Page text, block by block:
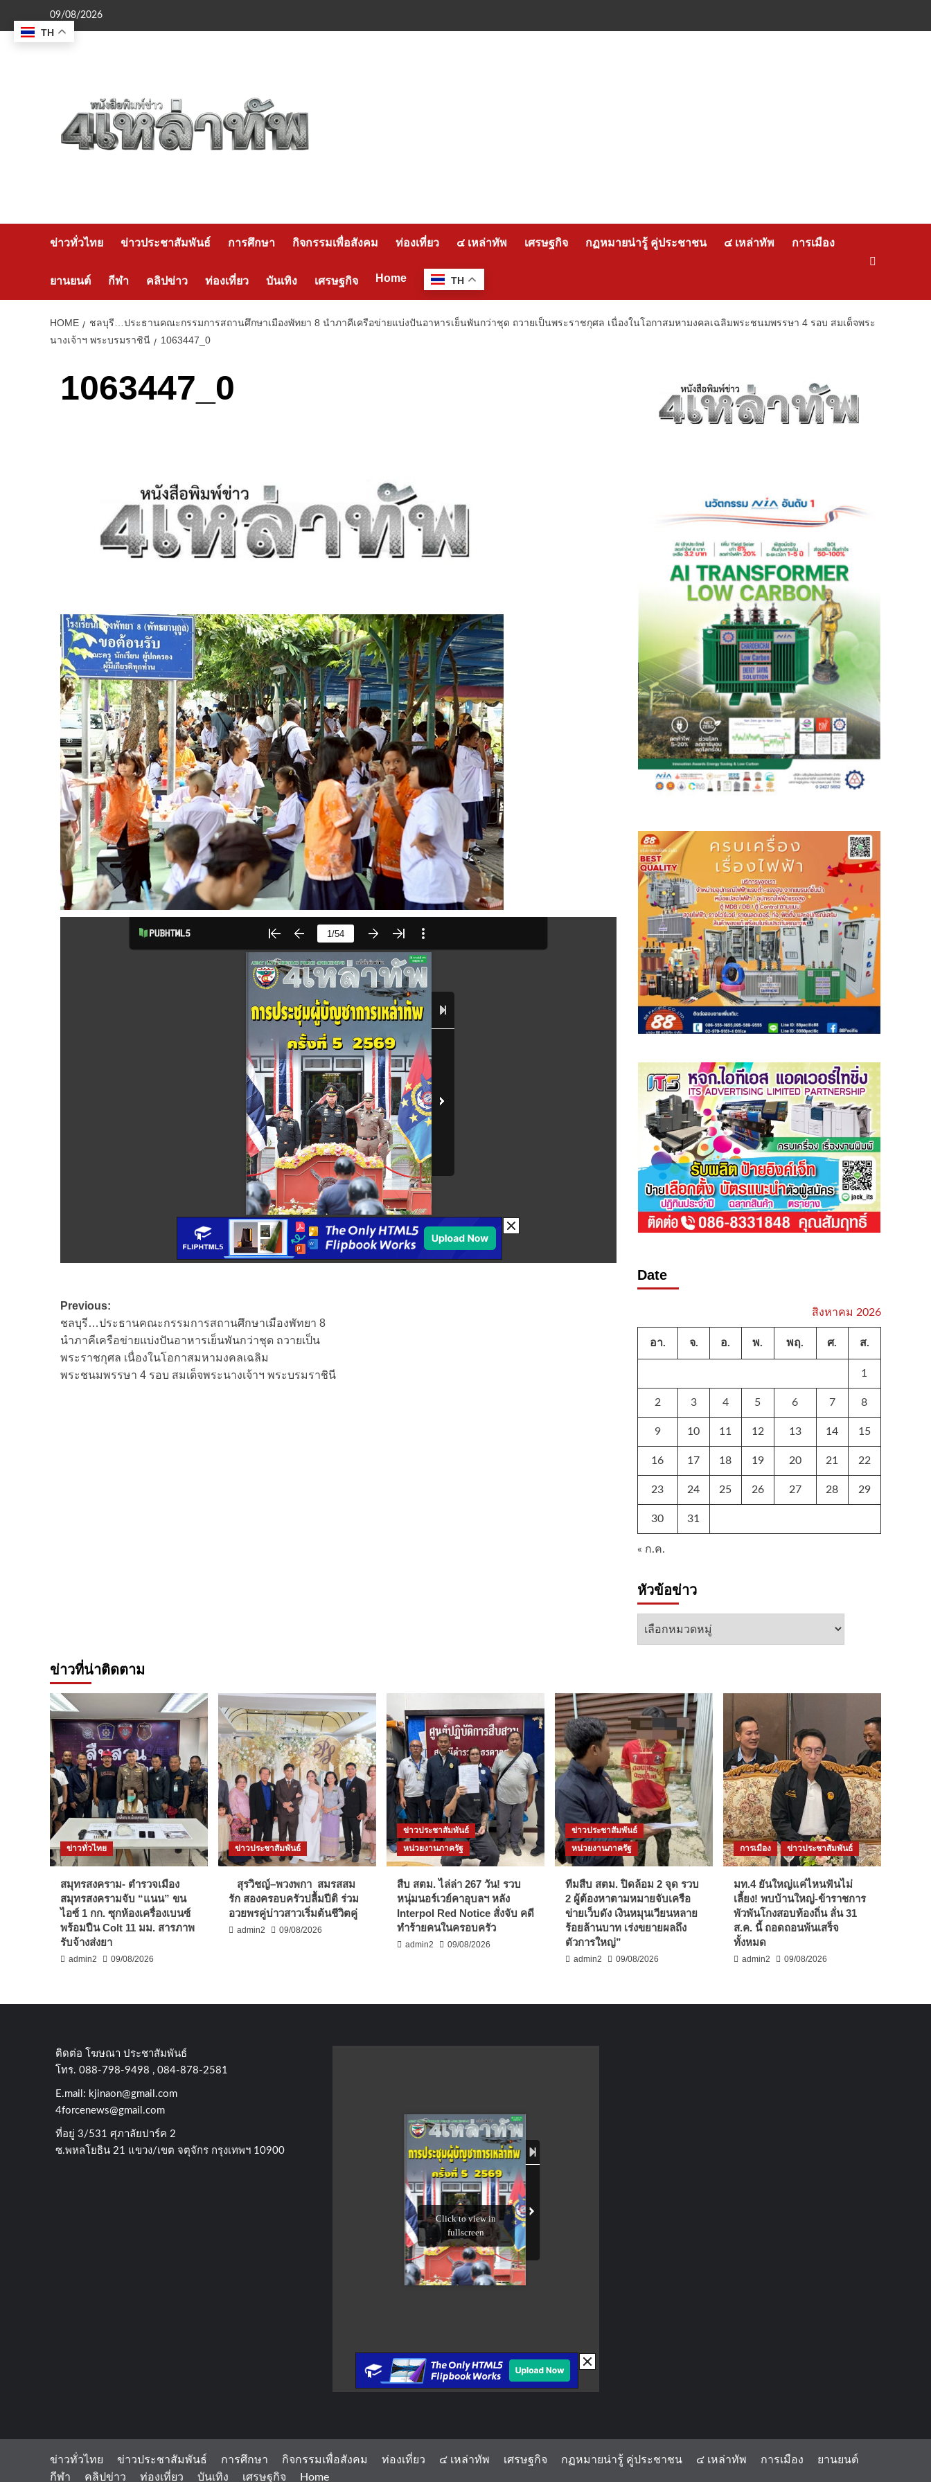
content
09/08/2026
ข่าวทั่วไทย ข่าวประชาสัมพันธ์ การศึกษา กิจกรรมเพื่อสังคม ท่องเที่ยว ๔ เหล่าทัพ เศรษฐกิจ กฏหมายน่ารู้ คู่ประชาชน ๔ เหล่าทัพ การเมือง
ยานยนต์ กีฬา คลิปข่าว ท่องเที่ยว บันเทิง เศรษฐกิจ Home TH
HOME
ชลบุรี…ประธานคณะกรรมการสถานศึกษาเมืองพัทยา 8 นำภาคีเครือข่ายแบ่งปันอาหารเย็นพันกว่าชุด ถวายเป็นพระราชกุศล เนื่องในโอกาสมหามงคลเฉลิมพระชนมพรรษา 4 รอบ สมเด็จพระ
นางเจ้าฯ พระบรมราชินี
1063447_0
1063447_0
Post
navigation
Previous:
ชลบุรี…ประธานคณะกรรมการสถานศึกษาเมืองพัทยา 8
นำภาคีเครือข่ายแบ่งปันอาหารเย็นพันกว่าชุด ถวายเป็น
พระราชกุศล เนื่องในโอกาสมหามงคลเฉลิม
พระชนมพรรษา 4 รอบ สมเด็จพระนางเจ้าฯ พระบรมราชินี
Date
สิงหาคม 2026
อา. จ. อ. พ. พฤ. ศ. ส.
1
2 3 4 5 6 7 8
9 10 11 12 13 14 15
16 17 18 19 20 21 22
23 24 25 26 27 28 29
30 31
« ก.ค.
หัวข้อข่าว
หัวข้อ
ข่าวที่น่าติดตาม
ข่าวทั่วไทย
สมุทรสงคราม- ตำรวจเมือง
สมุทรสงครามจับ “แนน” ขน
ไอซ์ 1 กก. ซุกห้องเครื่องเบนซ์
พร้อมปืน Colt 11 มม. สารภาพ
รับจ้างส่งยา
admin2 09/08/2026
ข่าวประชาสัมพันธ์
สุรวิชญ์–พวงพกา สมรสสม
รัก สองครอบครัวปลื้มปีติ ร่วม
อวยพรคู่บ่าวสาวเริ่มต้นชีวิตคู่
admin2 09/08/2026
ข่าวประชาสัมพันธ์
หน่วยงานภาครัฐ
สืบ สตม. ไล่ล่า 267 วัน! รวบ
หนุ่มนอร์เวย์คาอุบลฯ หลัง
Interpol Red Notice สั่งจับ คดี
ทำร้ายคนในครอบครัว
admin2 09/08/2026
ข่าวประชาสัมพันธ์
หน่วยงานภาครัฐ
ทีมสืบ สตม. ปิดล้อม 2 จุด รวบ
2 ผู้ต้องหาตามหมายจับเครือ
ข่ายเว็บดัง เงินหมุนเวียนหลาย
ร้อยล้านบาท เร่งขยายผลถึง
ตัวการใหญ่”
admin2 09/08/2026
การเมือง ข่าวประชาสัมพันธ์
มท.4 ยันใหญ่แค่ไหนฟันไม่
เลี้ยง! พบบ้านใหญ่-ข้าราชการ
พัวพันโกงสอบท้องถิ่น ลั่น 31
ส.ค. นี้ ถอดถอนพ้นเสร็จ
ทั้งหมด
admin2 09/08/2026
ติดต่อ​ โฆษณา​ ประชาสัมพันธ์
โทร​. 088-798-9498 , 084-878-2581
E.mail: kjinaon@gmail.com
4forcenews@gmail.com
ที่อยู่​ 3/531​ ศุภาลัยปาร์ค​ 2
ซ.พหลโยธิน​ 21​ แขวง/เขต​ จตุจักร​ กรุงเทพฯ 10900
ข่าวทั่วไทย ข่าวประชาสัมพันธ์ การศึกษา กิจกรรมเพื่อสังคม ท่องเที่ยว ๔ เหล่าทัพ เศรษฐกิจ กฏหมายน่ารู้ คู่ประชาชน ๔ เหล่าทัพ การเมือง
ยานยนต์
กีฬา
คลิปข่าว ท่องเที่ยว บันเทิง เศรษฐกิจ Home
TH